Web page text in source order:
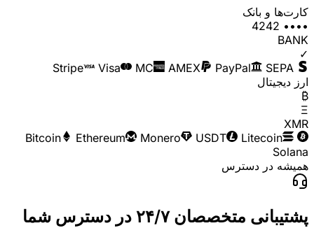
کارت‌ها و بانک
•••• 4242
BANK
✓
Visa MC AMEX PayPal
SEPA
ارز دیجیتال
₿
Ξ
XMR
Ethereum Monero USDT
Litecoin
Solana
همیشه در دسترس
پشتیبانی متخصصان ۲۴/۷ در دسترس شما